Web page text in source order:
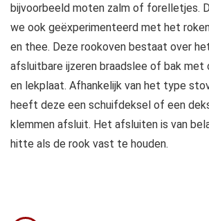
bijvoorbeeld moten zalm of forelletjes.
we ook geëxperimenteerd met het
en thee. Deze rookoven bestaat over
afsluitbare ijzeren braadslee of bak met
en lekplaat. Afhankelijk van het type
heeft deze een schuifdeksel of een
klemmen afsluit. Het afsluiten is van
hitte als de rook vast te houden.